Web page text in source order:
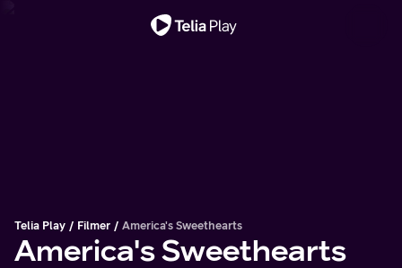
Telia Play Filmer America's Sweethearts
America's Sweethearts